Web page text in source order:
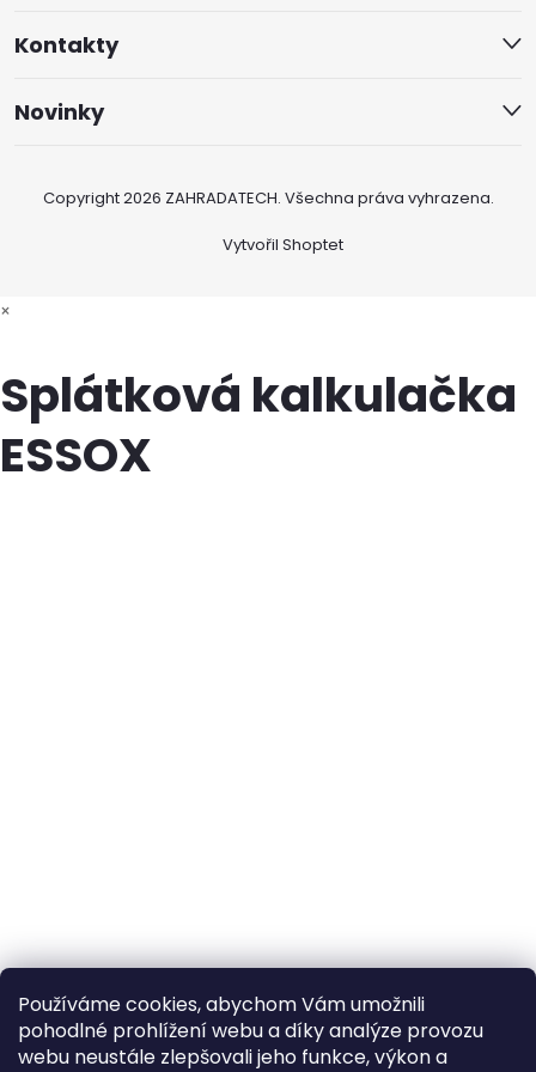
Používáme cookies, abychom Vám umožnili
pohodlné prohlížení webu a díky analýze provozu
webu neustále zlepšovali jeho funkce, výkon a
Kontakty
Novinky
Vytvořil Shoptet
Copyright 2026 ZAHRADATECH. Všechna práva vyhrazena.
×
Splátková kalkulačka
ESSOX